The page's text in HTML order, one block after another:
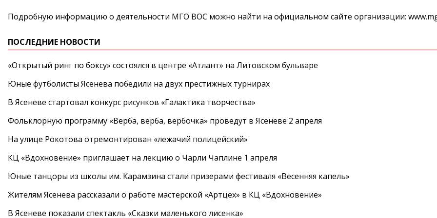
Подробную информацию о деятельности МГО ВОС можно найти на официальном сайте организации:
ПОСЛЕДНИЕ НОВОСТИ
«Открытый ринг по боксу» состоялся в центре «Атлант» на Литовском бульваре
Юные футболисты Ясенева победили на двух престижных турнирах
В Ясеневе стартовал конкурс рисунков «Галактика творчества»
Фольклорную программу «Верба, верба, вербочка» проведут в Ясеневе 2 апреля
На улице Рокотова отремонтирован «лежачий полицейский»
КЦ «Вдохновение» приглашает на лекцию о Чарли Чаплине 1 апреля
Юные танцоры из школы им. Карамзина стали призерами фестиваля «Весенняя капель»
Жителям Ясенева рассказали о работе мастерской «Артцех» в КЦ «Вдохновение»
В Ясеневе показали спектакль «Сказки маленького лисенка»